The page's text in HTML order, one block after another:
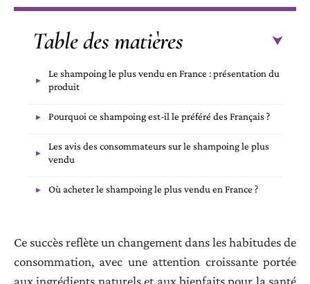
Table des matières
Le shampoing le plus vendu en France : présentation du
produit
Pourquoi ce shampoing est-il le préféré des Français ?
Les avis des consommateurs sur le shampoing le plus
vendu
Où acheter le shampoing le plus vendu en France ?
Ce succès reflète un changement dans les habitudes de
consommation, avec une attention croissante portée
aux ingrédients naturels et aux bienfaits pour la santé